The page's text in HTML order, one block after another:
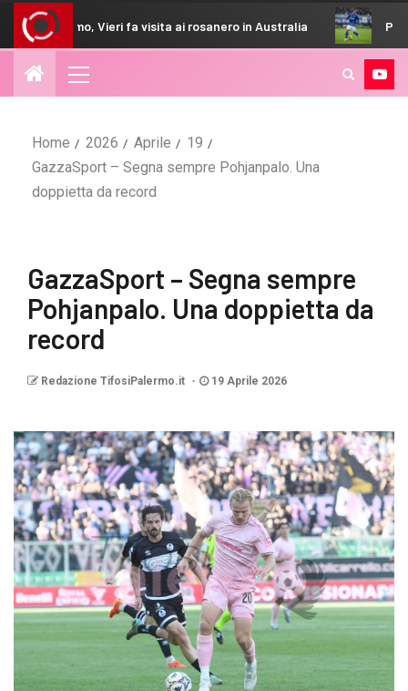
Vieri fa visita ai rosanero in Australia Palermo,
Home 2026 Aprile
19
GazzaSport – Segna sempre Pohjanpalo. Una
doppietta da record
GazzaSport – Segna sempre
Pohjanpalo. Una doppietta da
record
Redazione TifosiPalermo.it 19 Aprile 2026